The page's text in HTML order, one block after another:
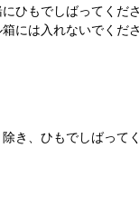
にひもでしばってくだ
箱には入れないでくだ
除き、ひもでしばって